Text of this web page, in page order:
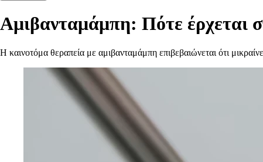
Αμιβανταμάμπη: Πότε έρχεται
Η καινοτόμα θεραπεία με αμιβανταμάμπη επιβεβαιώνεται ότι